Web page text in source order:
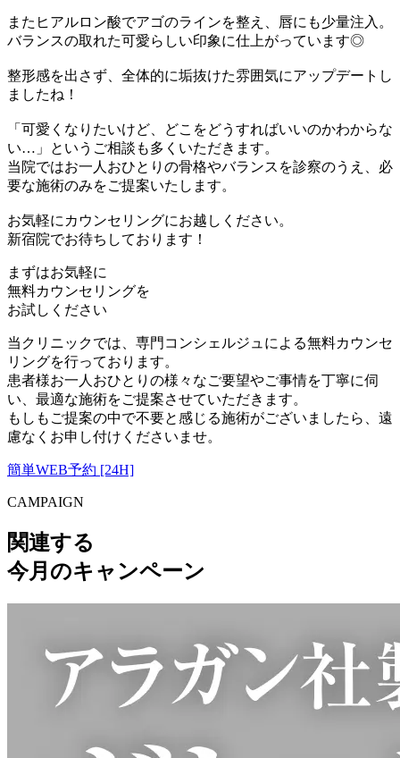
またヒアルロン酸でアゴのラインを整え、唇にも少量注入。
バランスの取れた可愛らしい印象に仕上がっています◎
整形感を出さず、全体的に垢抜けた雰囲気にアップデートし
ましたね！
「可愛くなりたいけど、どこをどうすればいいのかわからな
い…」というご相談も多くいただきます。
当院ではお一人おひとりの骨格やバランスを診察のうえ、必
要な施術のみをご提案いたします。
お気軽にカウンセリングにお越しください。
新宿院でお待ちしております！
まずはお気軽に
無料カウンセリングを
お試しください
当クリニックでは、専門コンシェルジュによる無料カウンセ
リングを行っております。
患者様お一人おひとりの様々なご要望やご事情を丁寧に伺
い、最適な施術をご提案させていただきます。
もしもご提案の中で不要と感じる施術がございましたら、遠
慮なくお申し付けくださいませ。
簡単WEB予約 [24H]
CAMPAIGN
関連する
今月のキャンペーン